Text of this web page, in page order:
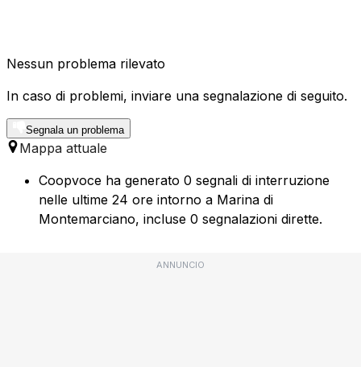
Nessun problema rilevato
In caso di problemi, inviare una segnalazione di seguito.
Segnala un problema
Mappa attuale
Coopvoce ha generato 0 segnali di interruzione
nelle ultime 24 ore intorno a Marina di
Montemarciano, incluse 0 segnalazioni dirette.
ANNUNCIO